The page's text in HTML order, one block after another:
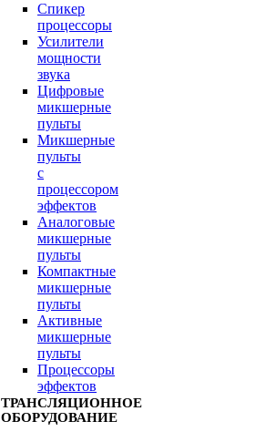
Спикер
процессоры
Усилители
мощности
звука
Цифровые
микшерные
пульты
Микшерные
пульты
с
процессором
эффектов
Аналоговые
микшерные
пульты
Компактные
микшерные
пульты
Активные
микшерные
пульты
Процессоры
эффектов
ТРАНСЛЯЦИОННОЕ
ОБОРУДОВАНИЕ